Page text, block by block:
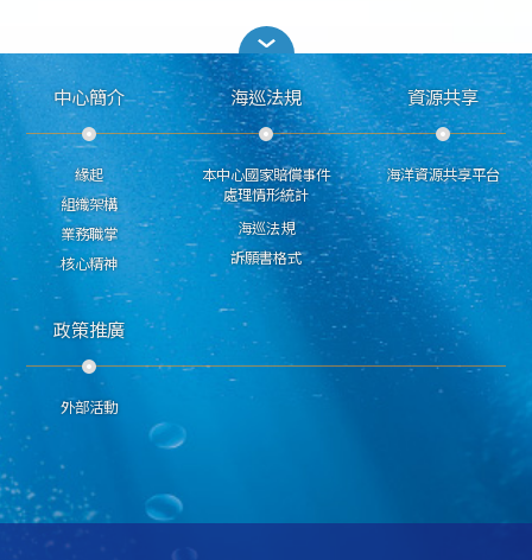
中心簡介
緣起
組織架構
業務職掌
核心精神
海巡法規
本中心國家賠償事件
處理情形統計
海巡法規
訴願書格式
資源共享
海洋資源共享平台
政策推廣
外部活動